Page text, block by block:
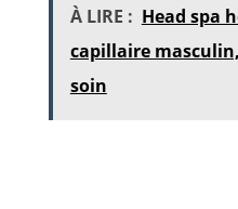
À LIRE : Head spa
capillaire
soin